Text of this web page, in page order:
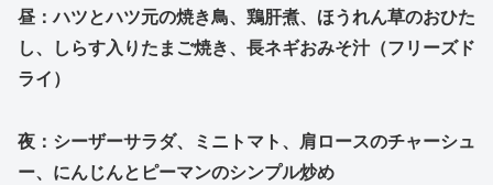
昼：ハツとハツ元の焼き鳥、鶏肝煮、ほうれん草のおひた
し、しらす入りたまご焼き、長ネギおみそ汁（フリーズド
ライ）
夜：シーザーサラダ、ミニトマト、肩ロースのチャーシュ
ー、にんじんとピーマンのシンプル炒め